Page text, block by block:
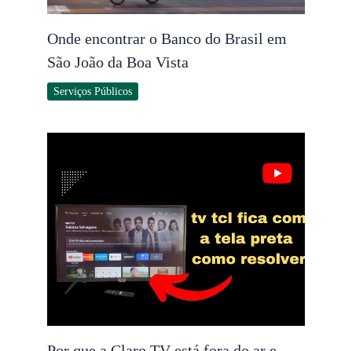
Onde encontrar o Banco do Brasil em
São João da Boa Vista
Serviços Públicos